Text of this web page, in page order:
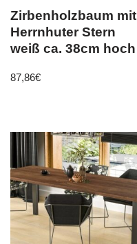
Zirbenholzbaum mit
Herrnhuter Stern
weiß ca. 38cm hoch
87,86€